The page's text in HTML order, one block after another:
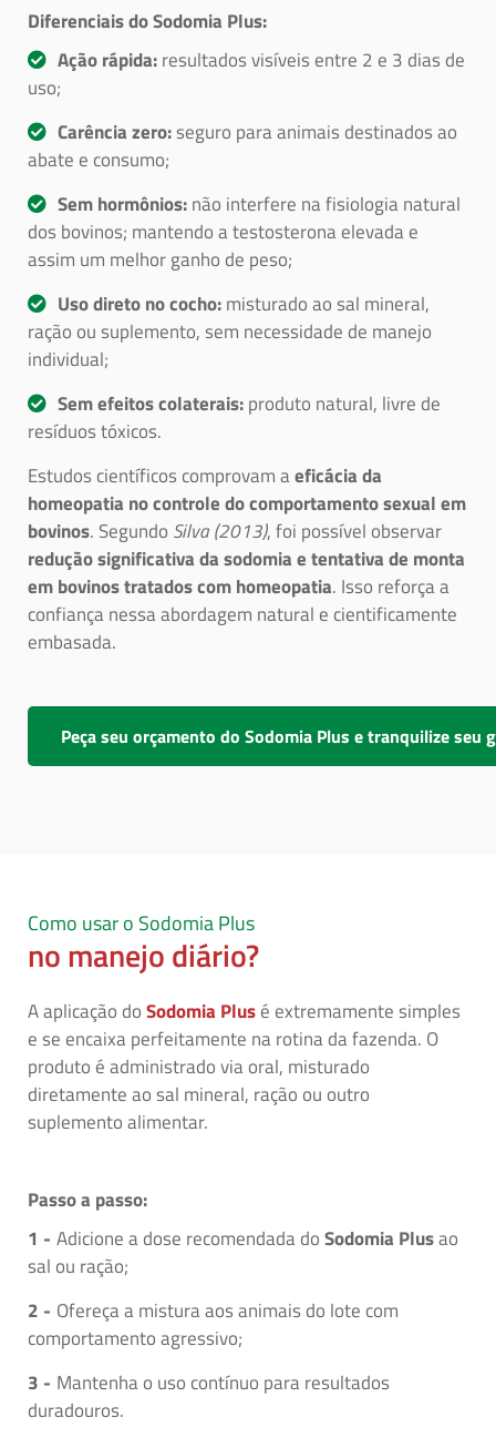
Diferenciais do Sodomia Plus:
Ação rápida:resultados visíveis entre 2 e 3 dias de
uso;
Carência zero:seguro para animais destinados ao
abate e consumo;
Sem hormônios:não interfere na fisiologia natural
dos bovinos; mantendo a testosterona elevada e
assim um melhor ganho de peso;
Uso direto no cocho:misturado ao sal mineral,
ração ou suplemento, sem necessidade de manejo
individual;
Sem efeitos colaterais:produto natural, livre de
resíduos tóxicos.
Estudos científicos comprovam aeficácia da
homeopatia no controle do comportamento sexual em
bovinos. Segundo Silva (2013), foi possível observar
redução significativa da sodomia e tentativa de monta
em bovinos tratados com homeopatia. Isso reforça a
confiança nessa abordagem natural e cientificamente
embasada.
Peça seu orçamento do Sodomia Plus e tranquilize seu
Como usar o Sodomia Plus
no manejo diário?
A aplicação doSodomia Plusé extremamente simples
e se encaixa perfeitamente na rotina da fazenda. O
produto é administrado via oral, misturado
diretamente ao sal mineral, ração ou outro
suplemento alimentar.
Passo a passo:
Adicione a dose recomendada doSodomia Plusao
sal ou ração;
Ofereça a mistura aos animais do lote com
comportamento agressivo;
Mantenha o uso contínuo para resultados
duradouros.